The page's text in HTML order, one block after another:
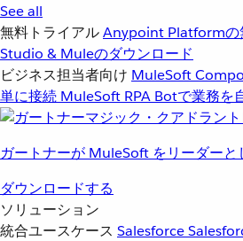
See all
無料トライアルAnypoint Platformの
Studio & Muleのダウンロード
ビジネス担当者向け MuleSoft
単に接続 MuleSoft RPA Botで業務を
ガートナーが MuleSoft をリーダーと
ダウンロードする
ソリューション
統合ユースケース Salesforce